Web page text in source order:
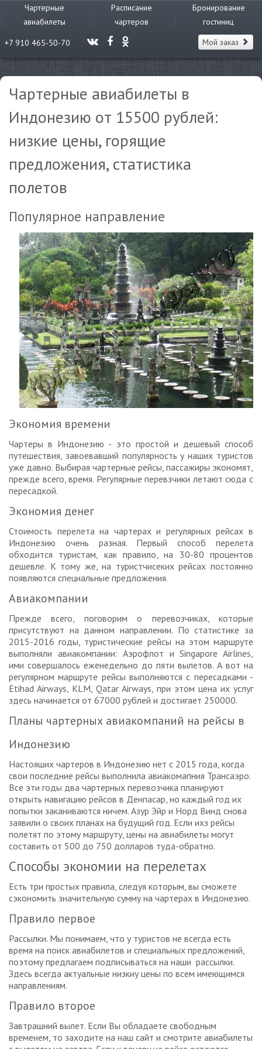
Чартерные
авиабилеты
Расписание
чартеров
Бронирование
гостиниц
+7 910 465-50-70
Мой заказ
Чартерные авиабилеты в
Индонезию от 15500 рублей:
низкие цены, горящие
предложения, статистика
полетов
Популярное направление
Экономия времени
Чартеры в Индонезию - это простой и дешевый способ
путешествия, завоевавший популярность у наших туристов
уже давно. Выбирая чартерные рейсы, пассажиры экономят,
прежде всего, время. Регулярные перевзчики летают сюда с
пересадкой.
Экономия денег
Стоимость перелета на чартерах и регулярных рейсах в
Индонезию очень разная. Первый способ перелета
обходится туристам, как правило, на 30-80 процентов
дешевле. К тому же, на туристчисеких рейсах постоянно
появляются специальные предложения.
Авиакомпании
Прежде всего, поговорим о перевозчиках, которые
присутствуют на данном направлении. По статистике за
2015-2016 годы, туристические рейсы на этом маршруте
выполняли авиакомпании: Аэрофлот и Singapore Airlines,
ими совершалось еженедельно до пяти вылетов. А вот на
регулярном маршруте рейсы выполняются с пересадками -
Etihad Airways, KLM, Qatar Airways, при этом цена их услуг
здесь начинается от 67000 рублей и достигает 250000.
Планы чартерных авиакомпаний на рейсы в
Индонезию
Настояших чартеров в Индонезию нет с 2015 года, когда
свои последние рейсы выполнила авиакомапния Трансаэро.
Все эти годы два чартерных перевозчика планируют
открыть навигацию рейсов в Денпасар, но каждый год их
попытки заканиваются ничем. Азур Эйр и Норд Винд снова
заявили о своих планах на будущий год. Если ихз рейсы
полетят по этому маршруту, цены на авиабилеты могут
составить от 500 до 750 долларов туда-обратно.
Способы экономии на перелетах
Есть три простых правила, следуя которым, вы сможете
сэкономить значительную сумму на чартерах в Индонезию.
Правило первое
Рассылки. Мы понимаем, что у туристов не всегда есть
время на поиск авиабилетов и специальных предложений,
поэтому предлагаем подписываться на наши рассылки.
Здесь всегда актуальные низкиу цены по всем имеющимся
направлениям.
Правило второе
Завтрашний вылет. Если Вы обладаете свободным
временем, то заходите на наш сайт и смотрите авиабилеты